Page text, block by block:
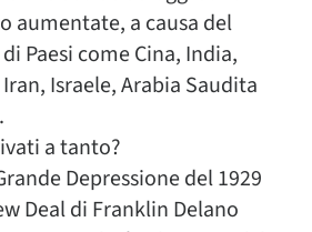
aumentate, a causa del
Paesi come Cina, India,
Israele, Arabia Saudita
a tanto?
Depressione del 1929
Deal di Franklin Delano